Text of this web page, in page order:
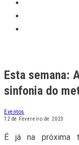
Esta semana:
sinfonia do
Eventos
12 de Fevereiro de 2023
É já na próxima